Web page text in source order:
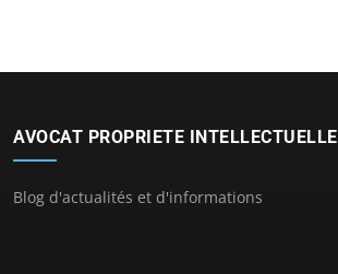
AVOCAT PROPRIETE INTELLECTUELLE
Blog d'actualités et d'informations